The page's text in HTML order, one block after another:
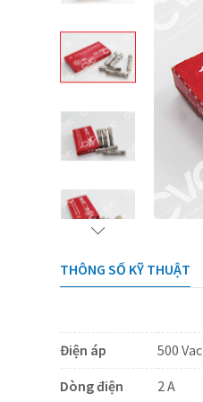
THÔNG SỐ KỸ THUẬT
Điện áp
500 Vac
Dòng điện
2 A